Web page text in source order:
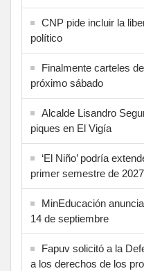
CNP pide incluir la
político
Finalmente carteles
próximo sábado
Alcalde Lisandro
piques en El Vigía
‘El Niño’ podría
primer semestre de 2027
MinEducación
14 de septiembre
Fapuv solicitó a la
a los derechos de los